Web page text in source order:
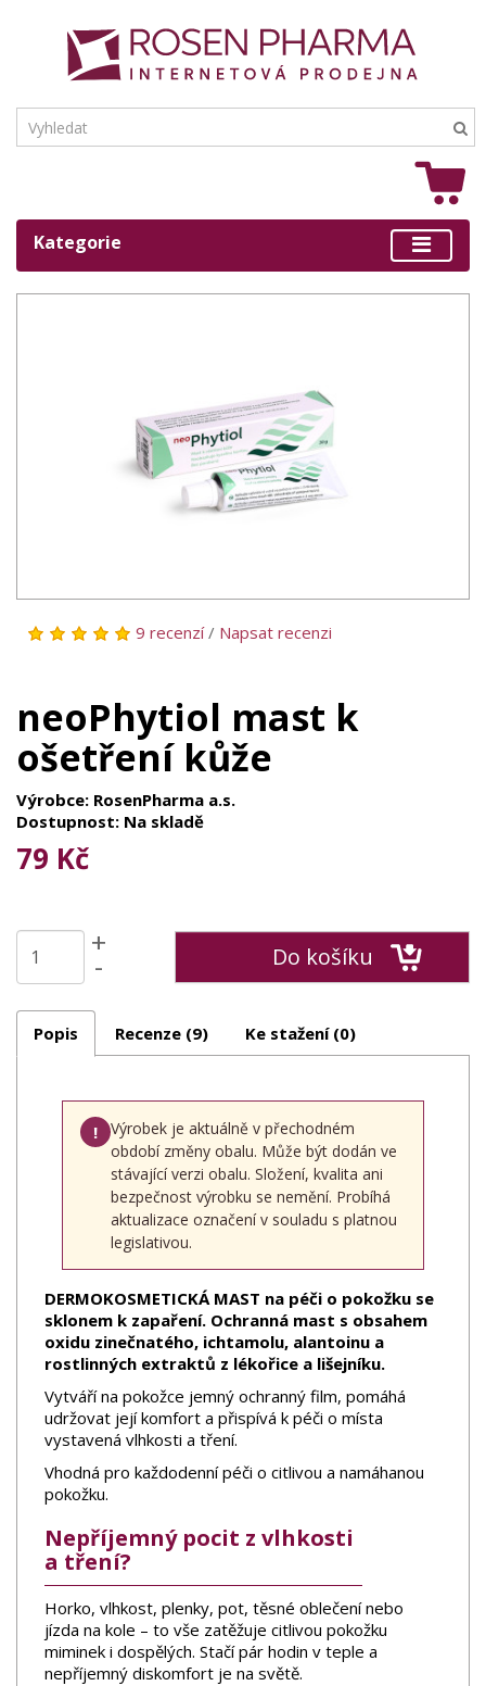
Kategorie
9 recenzí/ Napsat recenzi
neoPhytiol mast k
ošetření kůže
Výrobce: RosenPharma a.s.
Dostupnost: Na skladě
79 Kč
+
- Do košíku
Popis Recenze (9) Ke stažení (0)
!
Výrobek je aktuálně v přechodném
období změny obalu. Může být dodán ve
stávající verzi obalu. Složení, kvalita ani
bezpečnost výrobku se nemění. Probíhá
aktualizace označení v souladu s platnou
legislativou.
DERMOKOSMETICKÁ MAST na péči o pokožku se
sklonem k zapaření. Ochranná mast s obsahem
oxidu zinečnatého, ichtamolu, alantoinu a
rostlinných extraktů z lékořice a lišejníku.
Vytváří na pokožce jemný ochranný film, pomáhá
udržovat její komfort a přispívá k péči o místa
vystavená vlhkosti a tření.
Vhodná pro každodenní péči o citlivou a namáhanou
pokožku.
Nepříjemný pocit z vlhkosti
a tření?
Horko, vlhkost, plenky, pot, těsné oblečení nebo
jízda na kole – to vše zatěžuje citlivou pokožku
miminek i dospělých. Stačí pár hodin v teple a
nepříjemný diskomfort je na světě.